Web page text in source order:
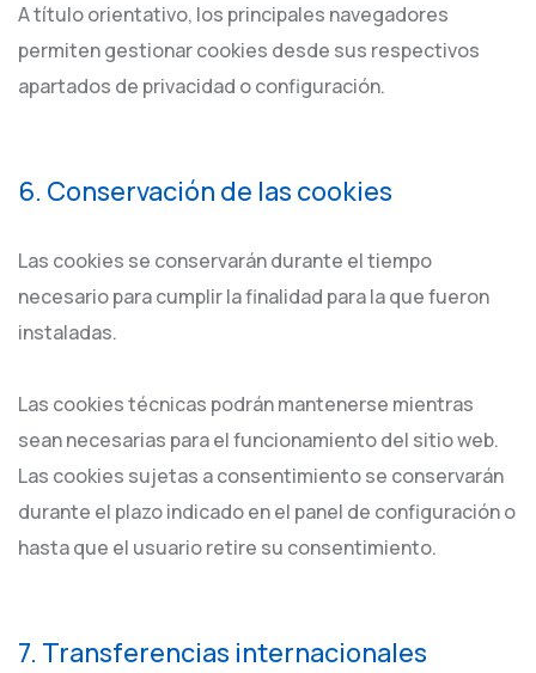
A título orientativo, los principales navegadores
permiten gestionar cookies desde sus respectivos
apartados de privacidad o configuración.
6. Conservación de las cookies
Las cookies se conservarán durante el tiempo
necesario para cumplir la finalidad para la que fueron
instaladas.
Las cookies técnicas podrán mantenerse mientras
sean necesarias para el funcionamiento del sitio web.
Las cookies sujetas a consentimiento se conservarán
durante el plazo indicado en el panel de configuración o
hasta que el usuario retire su consentimiento.
7. Transferencias internacionales